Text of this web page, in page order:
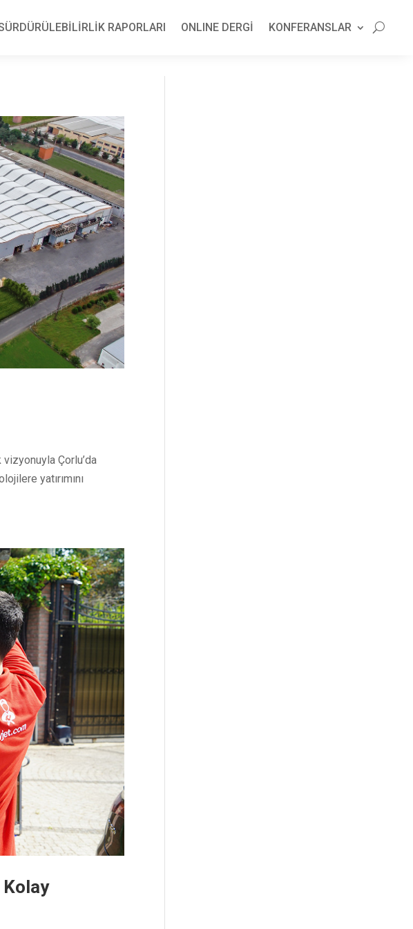
RAPORLARI ONLINE DERGİ KONFERANSLAR
Çorlu’da
yatırımını